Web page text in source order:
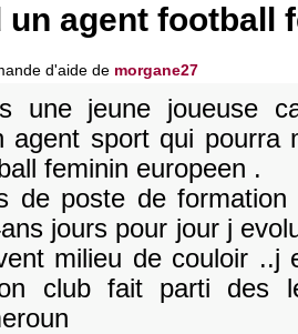
un agent football
d'aide de morgane27
une jeune joueuse
agent sport qui pourra
feminin europeen .
de poste de formation
jours pour jour j
milieu de couloir ..j
club fait parti des